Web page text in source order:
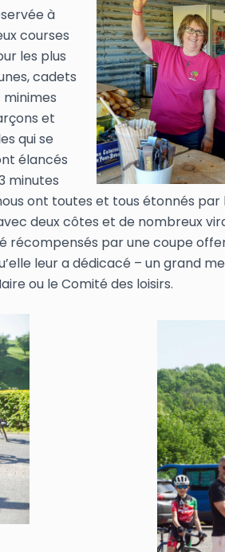
à
courses
les plus
cadets
et
qui se
élancés
minutes
ont toutes et tous étonnés
deux côtes et de nombreux
récompensés par une coupe
leur a dédicacé – un grand
ou le Comité des loisirs.